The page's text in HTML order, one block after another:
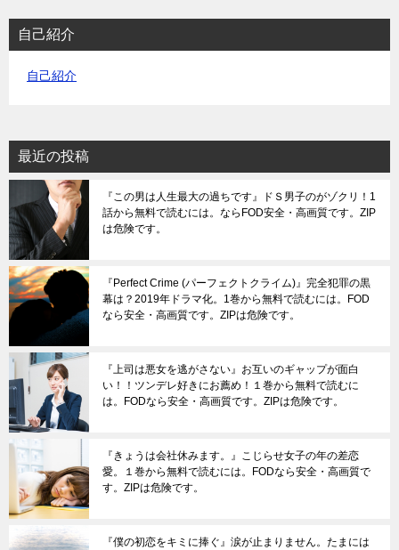
自己紹介
自己紹介
最近の投稿
『この男は人生最大の過ちです』ドＳ男子のがゾクリ！1
話から無料で読むには。ならFOD安全・高画質です。ZIP
は危険です。
『Perfect Crime (パーフェクトクライム)』完全犯罪の黒
幕は？2019年ドラマ化。1巻から無料で読むには。FOD
なら安全・高画質です。ZIPは危険です。
『上司は悪女を逃がさない』お互いのギャップが面白
い！！ツンデレ好きにお薦め！１巻から無料で読むに
は。FODなら安全・高画質です。ZIPは危険です。
『きょうは会社休みます。』こじらせ女子の年の差恋
愛。１巻から無料で読むには。FODなら安全・高画質で
す。ZIPは危険です。
『僕の初恋をキミに捧ぐ』涙が止まりません。たまには